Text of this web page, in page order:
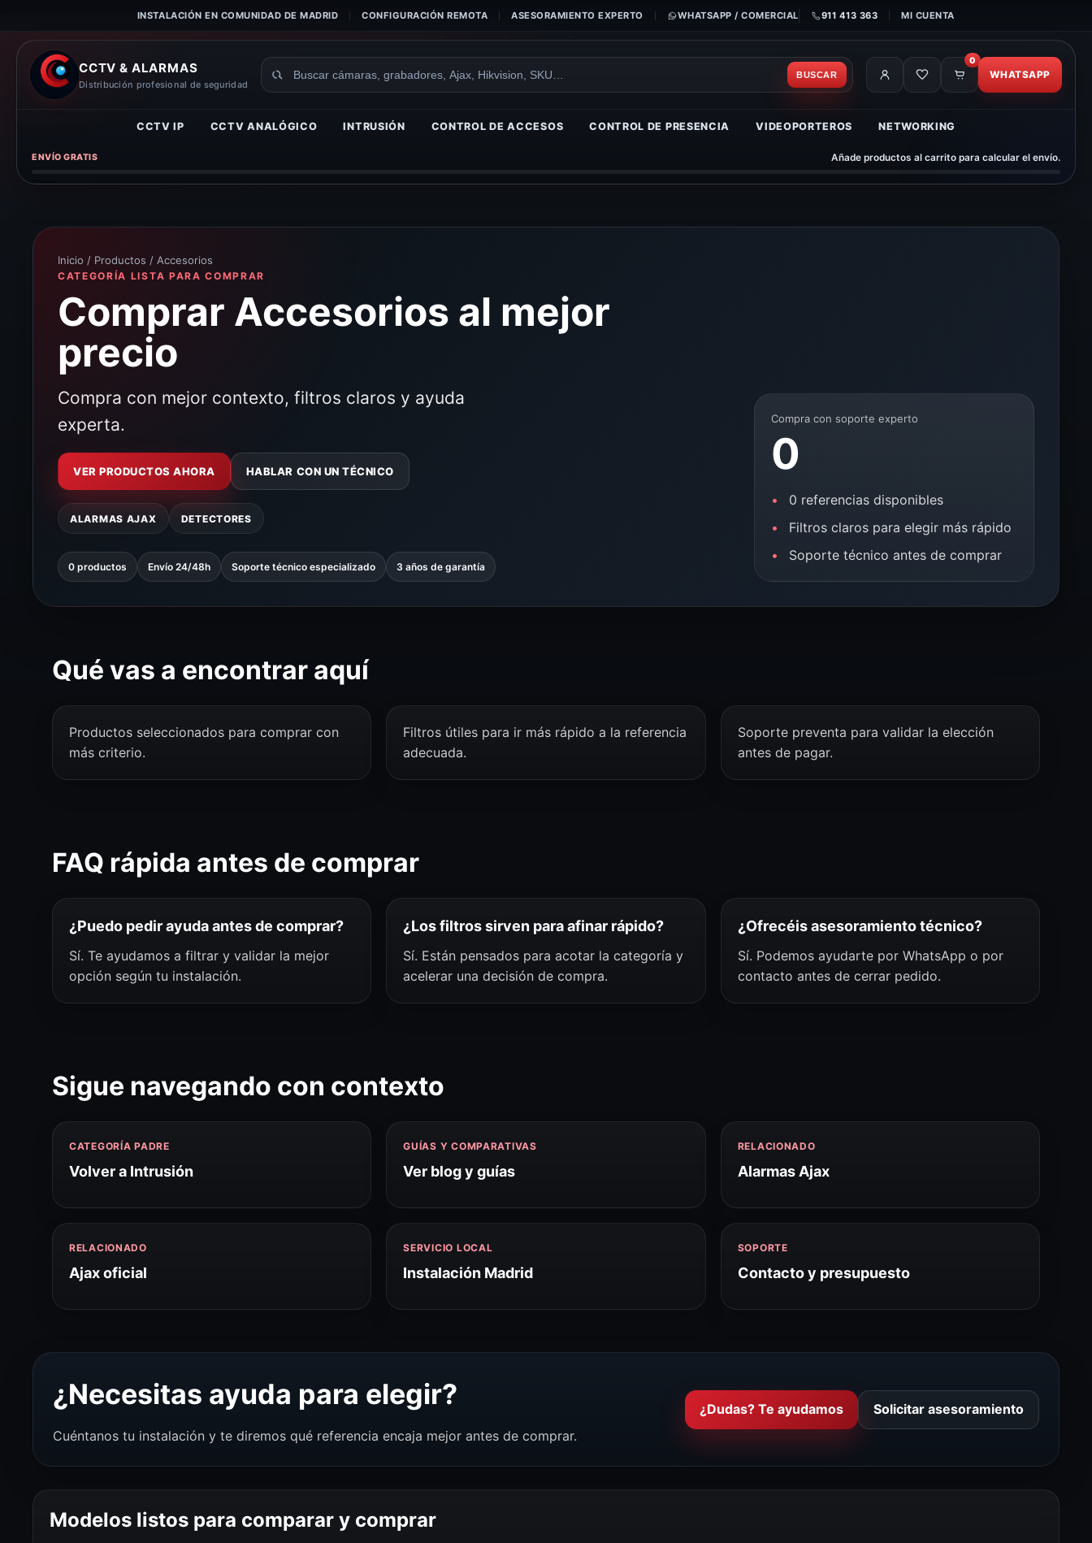
INSTALACIÓN EN COMUNIDAD DE MADRID CONFIGURACIÓN REMOTA ASESORAMIENTO EXPERTO WHATSAPP / COMERCIAL 911 413 363 MI CUENTA
CCTV & ALARMAS
Distribución profesional de seguridad
Buscar
BUSCAR
0
WHATSAPP
CCTV IP CCTV ANALÓGICO INTRUSIÓN CONTROL DE ACCESOS CONTROL DE PRESENCIA VIDEOPORTEROS NETWORKING
ENVÍO GRATIS Añade productos al carrito para calcular el envío.
Inicio / Productos / Accesorios
CATEGORÍA LISTA PARA COMPRAR
Comprar Accesorios al mejor
precio
Compra con mejor contexto, filtros claros y ayuda
experta.
VER PRODUCTOS AHORA HABLAR CON UN TÉCNICO
ALARMAS AJAX DETECTORES
0 productos Envío 24/48h Soporte técnico especializado 3 años de garantía
Compra con soporte experto
0
0 referencias disponibles
Filtros claros para elegir más rápido
Soporte técnico antes de comprar
Qué vas a encontrar aquí
Productos seleccionados para comprar con
más criterio.
Filtros útiles para ir más rápido a la referencia
adecuada.
Soporte preventa para validar la elección
antes de pagar.
FAQ rápida antes de comprar
¿Puedo pedir ayuda antes de comprar?
Sí. Te ayudamos a filtrar y validar la mejor
opción según tu instalación.
¿Los filtros sirven para afinar rápido?
Sí. Están pensados para acotar la categoría y
acelerar una decisión de compra.
¿Ofrecéis asesoramiento técnico?
Sí. Podemos ayudarte por WhatsApp o por
contacto antes de cerrar pedido.
Sigue navegando con contexto
CATEGORÍA PADRE
Volver a Intrusión
GUÍAS Y COMPARATIVAS
Ver blog y guías
RELACIONADO
Alarmas Ajax
RELACIONADO
Ajax oficial
SERVICIO LOCAL
Instalación Madrid
SOPORTE
Contacto y presupuesto
¿Necesitas ayuda para elegir?
Cuéntanos tu instalación y te diremos qué referencia encaja mejor antes de comprar.
¿Dudas? Te ayudamos Solicitar asesoramiento
Modelos listos para comparar y comprar